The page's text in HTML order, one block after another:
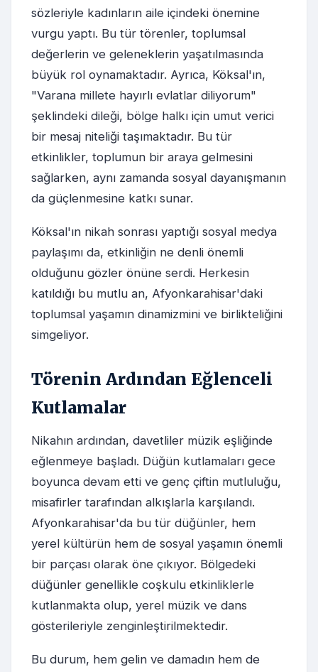
sözleriyle kadınların aile içindeki önemine
vurgu yaptı. Bu tür törenler, toplumsal
değerlerin ve geleneklerin yaşatılmasında
büyük rol oynamaktadır. Ayrıca, Köksal'ın,
"Varana millete hayırlı evlatlar diliyorum"
şeklindeki dileği, bölge halkı için umut verici
bir mesaj niteliği taşımaktadır. Bu tür
etkinlikler, toplumun bir araya gelmesini
sağlarken, aynı zamanda sosyal dayanışmanın
da güçlenmesine katkı sunar.
Köksal'ın nikah sonrası yaptığı sosyal medya
paylaşımı da, etkinliğin ne denli önemli
olduğunu gözler önüne serdi. Herkesin
katıldığı bu mutlu an, Afyonkarahisar'daki
toplumsal yaşamın dinamizmini ve birlikteliğini
simgeliyor.
Törenin Ardından Eğlenceli
Kutlamalar
Nikahın ardından, davetliler müzik eşliğinde
eğlenmeye başladı. Düğün kutlamaları gece
boyunca devam etti ve genç çiftin mutluluğu,
misafirler tarafından alkışlarla karşılandı.
Afyonkarahisar'da bu tür düğünler, hem
yerel kültürün hem de sosyal yaşamın önemli
bir parçası olarak öne çıkıyor. Bölgedeki
düğünler genellikle coşkulu etkinliklerle
kutlanmakta olup, yerel müzik ve dans
gösterileriyle zenginleştirilmektedir.
Bu durum, hem gelin ve damadın hem de